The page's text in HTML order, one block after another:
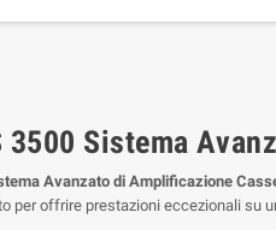
3500 Sistema
Avanzato di Amplificazione
per offrire prestazioni eccezionali su